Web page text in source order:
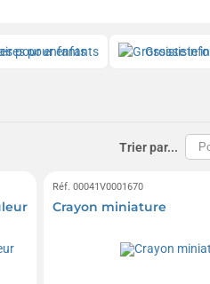
pour enfants Grossiste
Trier par...
Réf. 00041V0001670
Crayon miniature